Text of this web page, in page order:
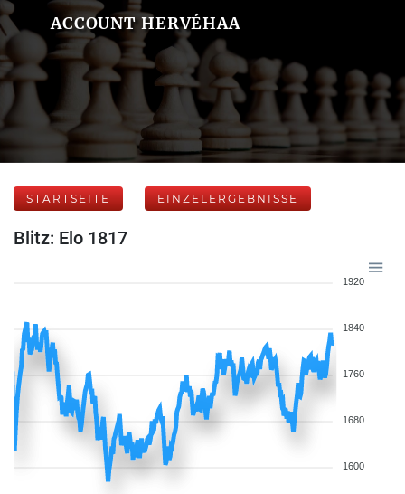
ACCOUNT HERVÉHAA
STARTSEITE EINZELERGEBNISSE
Blitz: Elo 1817
1920
1840
1760
1680
1600